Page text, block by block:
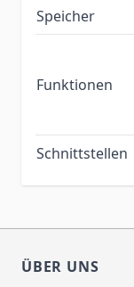
Speicher
Funktionen
Schnittstellen
ÜBER UNS